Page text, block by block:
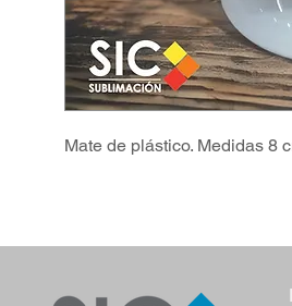
Mate de plástico. Medidas 8